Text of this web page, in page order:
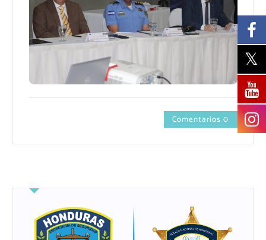
Comentarios 0